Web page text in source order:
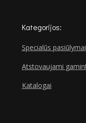
Kategorijos:
Specialūs pasiūlymai
Atstovaujami
Katalogai